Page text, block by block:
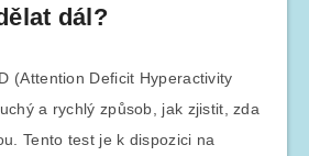
dál?
(Attention Deficit Hyperactivity
a rychlý způsob, jak zjistit, zda
Tento test je k dispozici na